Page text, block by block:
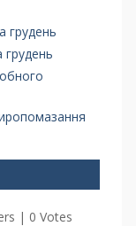
грудень
грудень
| 0 Votes